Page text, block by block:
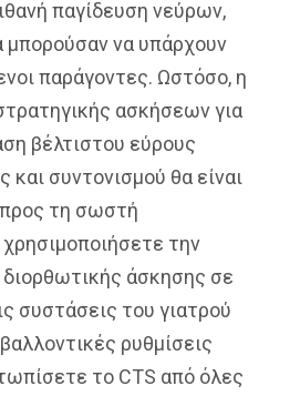
παγίδευση νεύρων,
μπορούσαν να υπάρχουν
παράγοντες. Ωστόσο, η
ασκήσεων για
βέλτιστου εύρους
και συντονισμού θα είναι
τη σωστή
την
άσκησης σε
συστάσεις του γιατρού
ρυθμίσεις
το CTS από όλες